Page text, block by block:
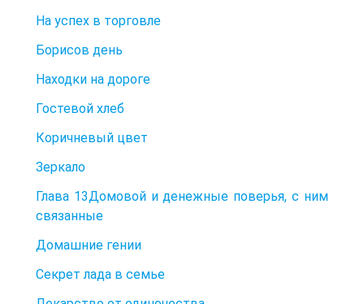
На успех в торговле
Борисов день
Находки на дороге
Гостевой хлеб
Коричневый цвет
Зеркало
Глава 13Домовой и денежные поверья, с ним
связанные
Домашние гении
Секрет лада в семье